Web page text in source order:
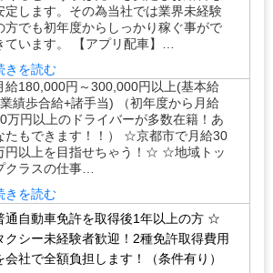
定します。その為当社では業界未経験
方でも初年度からしっかり稼ぐ事がで
ています。 【アプリ配車】…
きを読む
給180,000円～300,000円以上(基本給
績歩合給+諸手当) （初年度から月給
万円以上のドライバーが多数在籍！あ
たもできます！！） ☆京都市で月給30
円以上を目指せちゃう！☆ ☆地域トッ
クラスの仕事…
きを読む
通自動車免許を取得後1年以上の方 ☆
クシー未経験者歓迎！2種免許取得費用
会社で全額負担します！（条件有り）